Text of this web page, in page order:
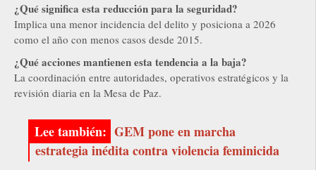
¿Qué significa esta reducción para la seguridad?
Implica una menor incidencia del delito y posiciona a 2026
como el año con menos casos desde 2015.
¿Qué acciones mantienen esta tendencia a la baja?
La coordinación entre autoridades, operativos estratégicos y la
revisión diaria en la Mesa de Paz.
GEM pone en marcha
estrategia inédita contra violencia feminicida